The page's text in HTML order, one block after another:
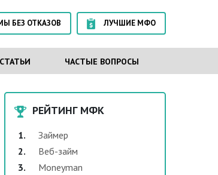
БЕЗ ОТКАЗОВ ЛУЧШИЕ МФО
СТАТЬИ ЧАСТЫЕ ВОПРОСЫ
РЕЙТИНГ МФК
Займер
Веб-займ
Moneyman